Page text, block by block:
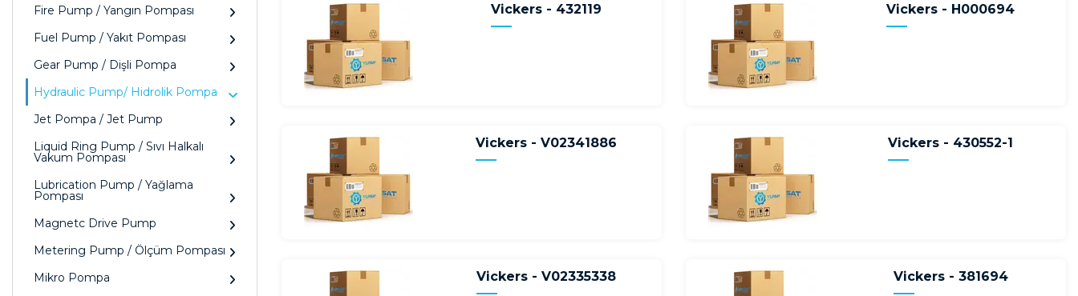
Fire Pump / Yangın Pompası
Fuel Pump / Yakıt Pompası
Gear Pump / Dişli Pompa
Hydraulic Pump/ Hidrolik Pompa
Jet Pompa / Jet Pump
Liquid Ring Pump / Sıvı Halkalı
Vakum Pompası
Lubrication Pump / Yağlama
Pompası
Magnetc Drive Pump
Metering Pump / Ölçüm Pompası
Mikro Pompa
Vickers - 432119 Vickers - H000694
Vickers - V02341886 Vickers - 430552-1
Vickers - V02335338 Vickers - 381694